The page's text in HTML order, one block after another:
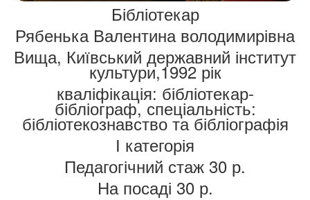
Бібліотекар
Рябенька Валентина володимирівна
Вища, Київський державний інститут
культури,1992 рік
кваліфікація: бібліотекар-
бібліограф, спеціальність:
бібліотекознавство та бібліографія
І категорія
Педагогічний стаж 30 р.
На посаді 30 р.